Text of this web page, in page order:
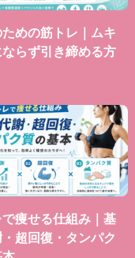
めの筋トレ｜ムキ
らず引き締める方
痩せる仕組み｜基
超回復・タンパク